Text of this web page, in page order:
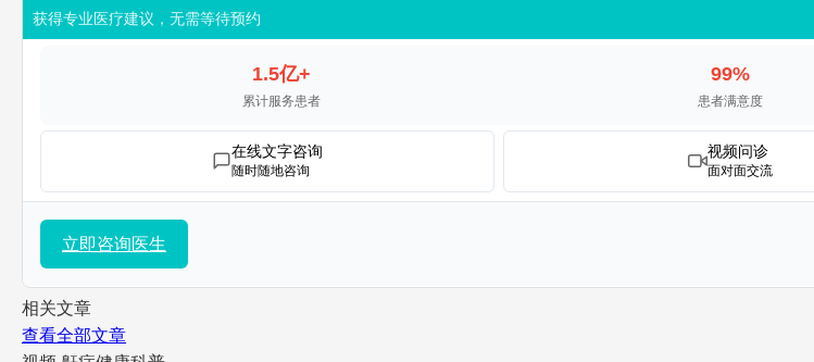
获得专业医疗建议，无需等待预约
1.5亿+
累计服务患者
99%
患者满意度
在线文字咨询
随时随地咨询
视频问诊
面对面交流
立即咨询医生
相关文章
查看全部文章